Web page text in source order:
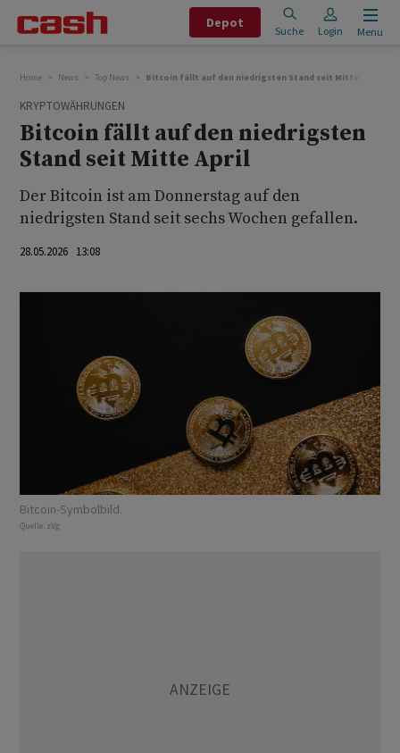
Depot
Suche Login Menu
Home News Top News Bitcoin fällt auf den niedrigsten Stand seit Mitte April
KRYPTOWÄHRUNGEN
Bitcoin fällt auf den niedrigsten
Stand seit Mitte April
Der Bitcoin ist am Donnerstag auf den
niedrigsten Stand seit sechs Wochen gefallen.
28.05.2026 13:08
Bitcoin-Symbolbild.
Quelle: zVg